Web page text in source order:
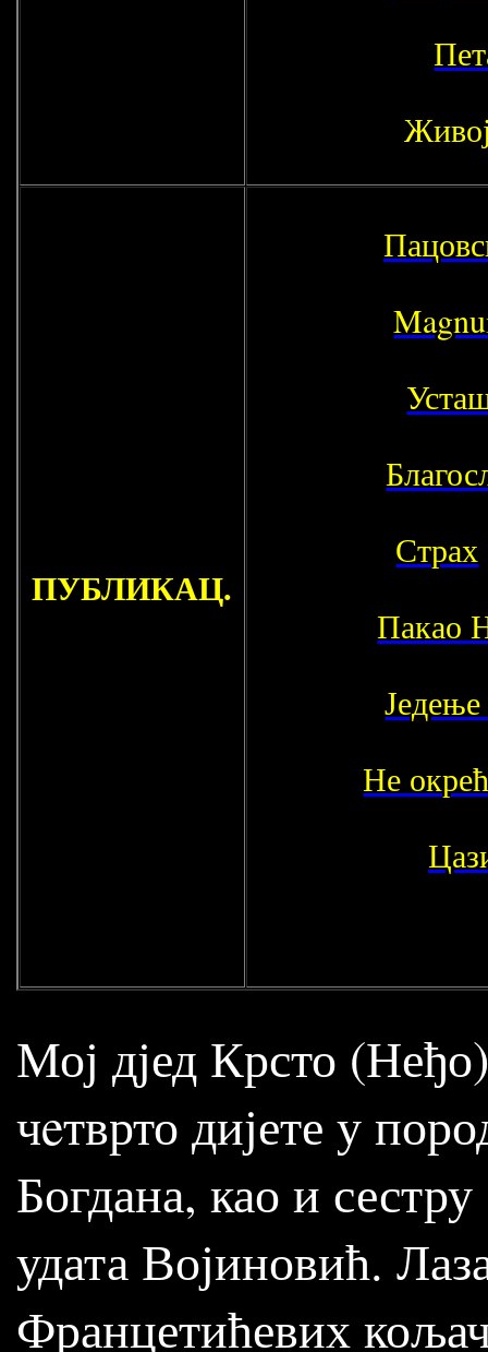
ПУБЛИКАЦ.
Страх
Пакао
Не
Мој дјед Крсто
чeтврто дијете у
Богдана, као и
удата Војиновић.
Францетићевих